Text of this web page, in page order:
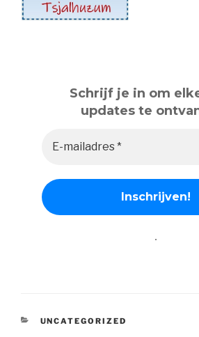
Schrijf je in om
updates te
.
CATEGORIEËN
UNCATEGORIZED